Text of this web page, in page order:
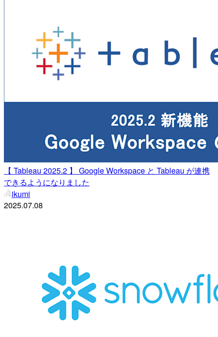
【 Tableau 2025.2 】 Google Workspace と Tableau が連携
できるようになりました
ikumi
2025.07.08